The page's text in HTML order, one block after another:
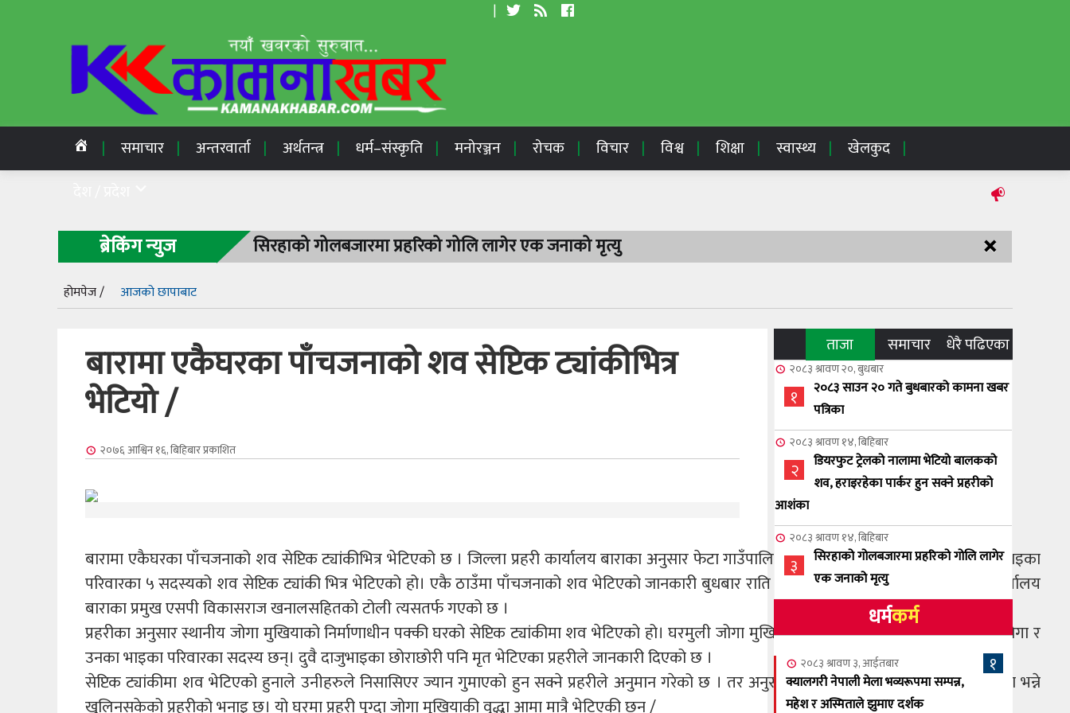
|
समाचार अन्तरवार्ता अर्थतन्त्र धर्म–संस्कृति मनोरञ्जन रोचक विचार विश्व शिक्षा स्वास्थ्य
खेलकुद
ब्रेकिंग न्युज सिरहाको गोलबजारमा प्रहरिको गोलि लागेर एक जनाको मृत्यु ×
होमपेज / आजको छापाबाट
बारामा एकैघरका पाँचजनाको शव सेप्टिक ट्यांकीभित्र
भेटियो /
२०७६ आश्विन १६, बिहिबारप्रकाशित
बारामा एकैघरका पाँचजनाको शव सेप्टिक ट्यांकीभित्र भेटिएको छ । जिल्ला प्रहरी कार्यालय बाराका अनुसार फेटा गाउँपालिलका–४ बसारास्थित एकैघरका दुई दाजुभाइका
परिवारका ५ सदस्यको शव सेप्टिक ट्यांकी भित्र भेटिएको हो। एकै ठाउँमा पाँचजनाको शव भेटिएको जानकारी बुधबार राति ८ बजेतिर प्राप्त भएपछि जिल्ला प्रहरी कार्यालय
बाराका प्रमुख एसपी विकासराज खनालसहितको टोली त्यसतर्फ गएको छ ।
प्रहरीका अनुसार स्थानीय जोगा मुखियाको निर्माणाधीन पक्की घरको सेप्टिक ट्यांकीमा शव भेटिएको हो। घरमुली जोगा मुखिया पनि मृत भेटिएका छन्। मृतकहरुका जोगा र
उनका भाइका परिवारका सदस्य छन्। दुवै दाजुभाइका छोराछोरी पनि मृत भेटिएका प्रहरीले जानकारी दिएको छ ।
सेप्टिक ट्यांकीमा शव भेटिएको हुनाले उनीहरुले निसासिएर ज्यान गुमाएको हुन सक्ने प्रहरीले अनुमान गरेको छ । तर अनुसन्धान भइरहेकाले घटना भवितव्य या हत्या भन्ने
खुलिनसकेको प्रहरीको भनाइ छ। यो घरमा प्रहरी पुग्दा जोगा मुखियाकी वृद्धा आमा मात्रै भेटिएकी छन् /
ताजा समाचार धेरै पढिएका
२०८३ श्रावण २०, बुधबार
१
२०८३ साउन २० गते बुधबारको कामना खबर
पत्रिका
२०८३ श्रावण १४, बिहिबार
२
डियरफुट ट्रेलको नालामा भेटियो बालकको
शव, हराइरहेका पार्कर हुन सक्ने प्रहरीको
आशंका
२०८३ श्रावण १४, बिहिबार
३
सिरहाको गोलबजारमा प्रहरिको गोलि लागेर
एक जनाको मृत्यु
२०८३ श्रावण १०, आईतबार
४ NCSC को अध्यक्षमा घनेन्द्र न्यौपाने बिजयी
२०८३ श्रावण ८, शुक्रबार
५
नेप्लिज सोसाइटि अफ क्यालगरीको अध्यक्षमा
धर्मकर्म
२०८३ श्रावण ३, आईतबार
क्यालगरी नेपाली मेला भव्यरूपमा सम्पन्न,
महेश र अस्मिताले झुमाए दर्शक
१